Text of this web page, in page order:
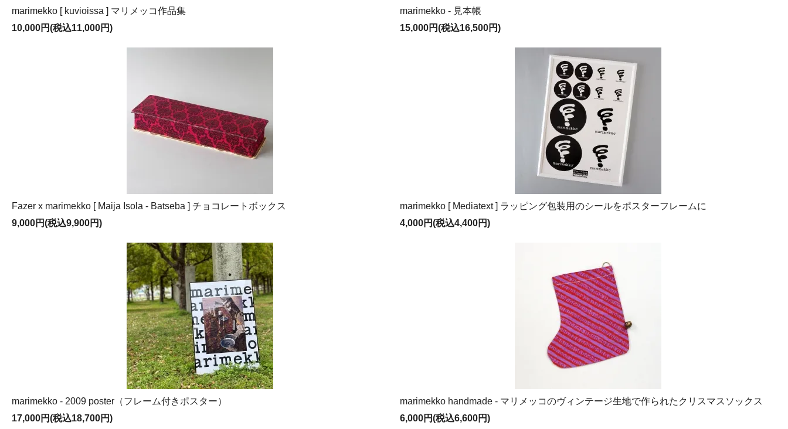
marimekko [ kuvioissa ] マリメッコ作品集
10,000円(税込11,000円)
marimekko - 見本帳
15,000円(税込16,500円)
Fazer x marimekko [ Maija Isola - Batseba ] チョコレートボックス
9,000円(税込9,900円)
marimekko [ Mediatext ] ラッピング包装用のシールをポスターフレームに
4,000円(税込4,400円)
marimekko - 2009 poster（フレーム付きポスター）
17,000円(税込18,700円)
marimekko handmade - マリメッコのヴィンテージ生地で作られたクリスマスソックス
6,000円(税込6,600円)